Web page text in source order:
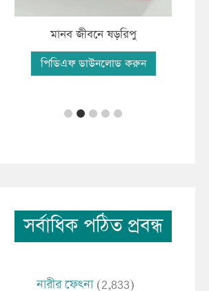
মানব জীবনে ষড়রিপু
পিডিএফ ডাউনলোড করুন
সর্বাধিক পঠিত প্রবন্ধ
নারীর ফেৎনা (2,833)